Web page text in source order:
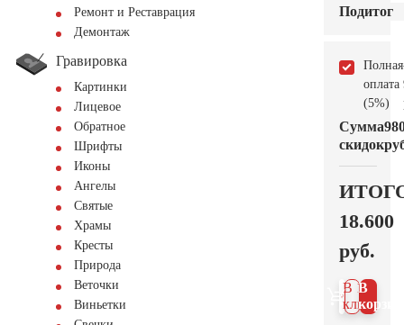
Ремонт и Реставрация
Демонтаж
Гравировка
Картинки
Лицевое
Обратное
Шрифты
Иконы
Ангелы
Святые
Храмы
Кресты
Природа
Веточки
Виньетки
Подитог
Полная
оплата
(5%)
Сумма
скидок
18.600
руб.
В
В 1
клик